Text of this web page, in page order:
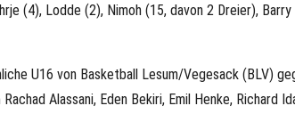
(4), Lodde (2), Nimoh (15, davon 2 Dreier),
U16 von Basketball Lesum/Vegesack (BLV)
Alassani, Eden Bekiri, Emil Henke, Richard